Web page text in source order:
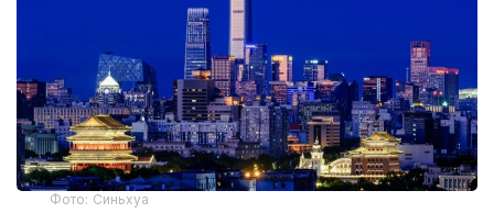
Фото: Синьхуа